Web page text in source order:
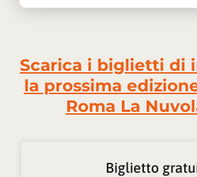
Scarica i biglietti di
la prossima
Roma La
Biglietto